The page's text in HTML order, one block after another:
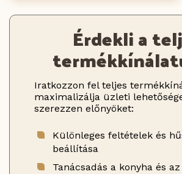
Érdekli a
Iratkozzon fel teljes
maximalizálja üzleti
szerezzen előnyöket:
Különleges feltételek és
beállítása
Tanácsadás a konyha és